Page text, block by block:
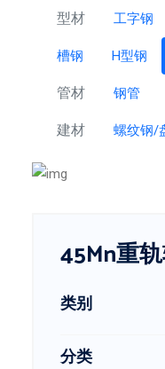
型材 工字钢
槽钢 H型钢
管材 钢管
建材 螺纹钢/
45Mn重
类别
分类